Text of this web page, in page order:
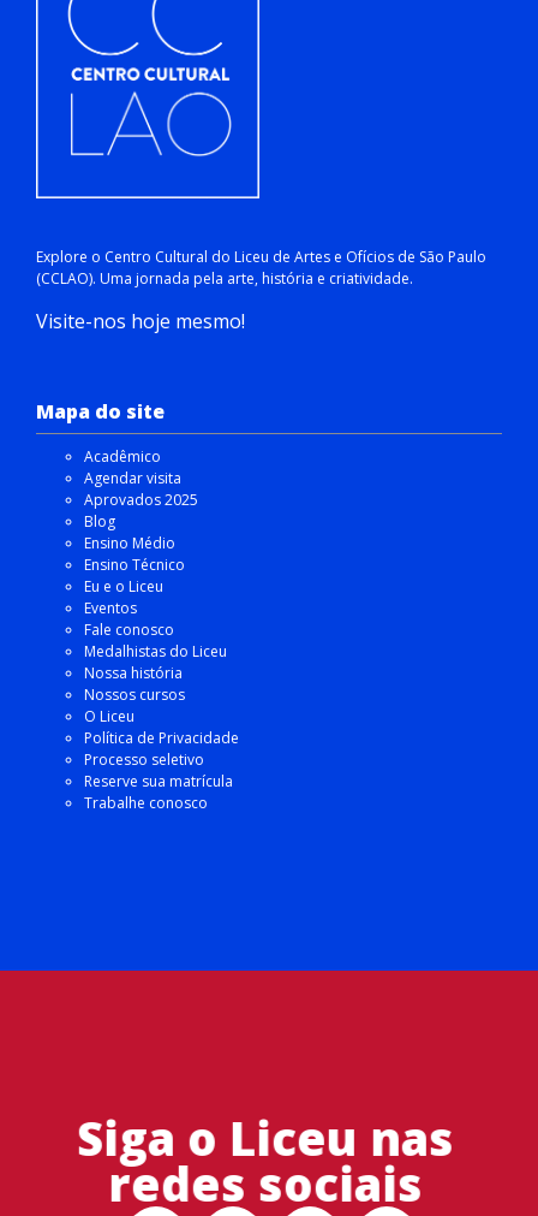
Explore o Centro Cultural do Liceu de Artes e Ofícios de São Paulo
(CCLAO). Uma jornada pela arte, história e criatividade.
Visite-nos hoje mesmo!
Mapa do site
Acadêmico
Agendar visita
Aprovados 2025
Blog
Ensino Médio
Ensino Técnico
Eu e o Liceu
Eventos
Fale conosco
Medalhistas do Liceu
Nossa história
Nossos cursos
O Liceu
Política de Privacidade
Processo seletivo
Reserve sua matrícula
Trabalhe conosco
Siga o Liceu nas
redes sociais